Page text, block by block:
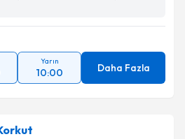
Yarın
10:00 Daha Fazla